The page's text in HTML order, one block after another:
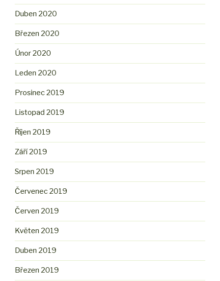
Duben 2020
Březen 2020
Únor 2020
Leden 2020
Prosinec 2019
Listopad 2019
Říjen 2019
Září 2019
Srpen 2019
Červenec 2019
Červen 2019
Květen 2019
Duben 2019
Březen 2019